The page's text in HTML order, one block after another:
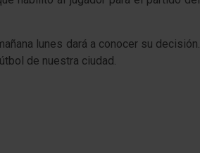
lunes dará a conocer su decisión.
de nuestra ciudad.